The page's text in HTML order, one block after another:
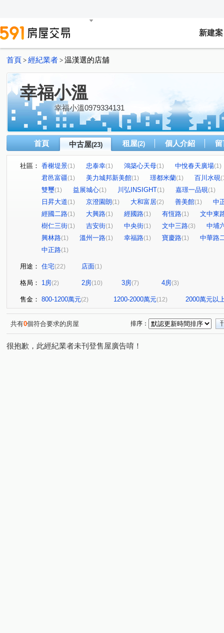
新建案
首頁 > 經紀業者 > 温漢選的店舖
幸福小溫
幸福小溫0979334131
首頁 中古屋(23) 租屋(2) 個人介紹
社區： 香榭堤景(1) 忠泰幸(1) 鴻築心天母(1) 中悅春天廣場(1)
君邑富疆(1) 美力城邦新美館(1) 璟都米蘭(1) 百川水硯
雙璽(1) 益展城心(1) 川弘INSIGHT(1) 嘉璟一品硯(1)
日昇大道(1) 京澄園朗(1) 大和富居(2) 善美館(1)
中
經國二路(1) 大興路(1) 經國路(1) 有恆路(1)
文中東
樹仁三街(1) 吉安街(1) 中央街(1) 文中三路(3)
中埔
興林路(1) 溫州一路(1) 幸福路(1) 寶慶路(1)
中華路
中正路(1)
用途： 住宅(22) 店面(1)
格局： 1房(2) 2房(10) 3房(7) 4房(3)
售金： 800-1200萬元(2) 1200-2000萬元(12) 2000萬元以
共有0個符合要求的房屋 排序：
很抱歉，此經紀業者未刊登售屋廣告唷！